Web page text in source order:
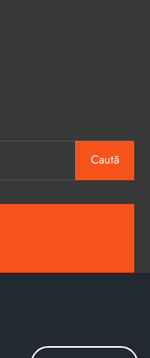
Caută
calitativă și accesibilă